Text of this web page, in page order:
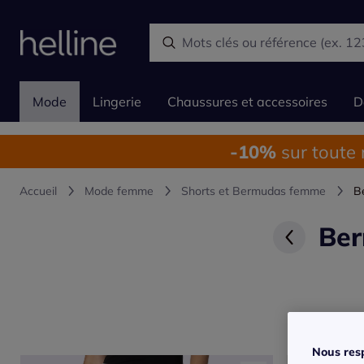
Mode Lingerie Chaussures et accessoires
-10% sur toute
Accueil Mode femme Shorts et Bermudas femme
Nous